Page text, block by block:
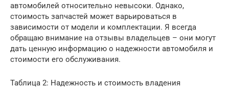
автомобилей относительно невысоки. Однако,
стоимость запчастей может варьироваться в
зависимости от модели и комплектации. Я всегда
обращаю внимание на отзывы владельцев – они могут
дать ценную информацию о надежности автомобиля и
стоимости его обслуживания.
Таблица 2: Надежность и стоимость владения